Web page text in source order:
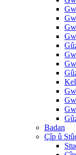
Badan
Çîp û